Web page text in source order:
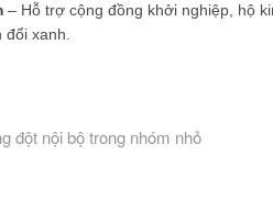
– Hỗ trợ cộng đồng khởi nghiệp, hộ
xanh.
đột nội bộ trong nhóm nhỏ